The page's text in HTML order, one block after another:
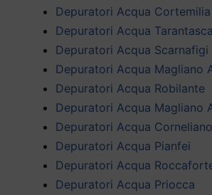
Depuratori Acqua Cortemilia
Depuratori Acqua Tarantasca
Depuratori Acqua Scarnafigi
Depuratori Acqua Magliano
Depuratori Acqua Robilante
Depuratori Acqua Magliano
Depuratori Acqua Corneliano
Depuratori Acqua Pianfei
Depuratori Acqua
Depuratori Acqua Priocca